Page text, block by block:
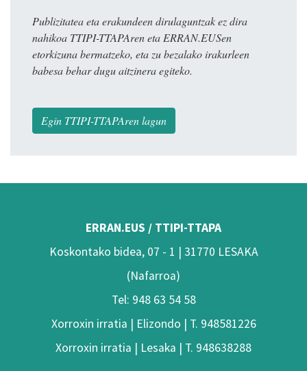
Publizitatea eta erakundeen dirulaguntzak ez dira
nahikoa TTIPI-TTAPAren eta ERRAN.EUSen
etorkizuna bermatzeko, eta zu bezalako irakurleen
babesa behar dugu aitzinera egiteko.
Egin TTIPI-TTAPAren lagun
ERRAN.EUS / TTIPI-TTAPA
Koskontako bidea, 07 - 1 | 31770 LESAKA
(Nafarroa)
Tel: 948 63 54 58
Xorroxin irratia | Elizondo | T. 948581226
Xorroxin irratia | Lesaka | T. 948638288